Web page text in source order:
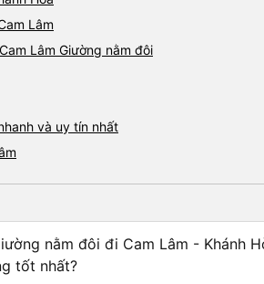
Lâm
Lâm Giường nằm đôi
và uy tín nhất
nằm đôi đi Cam Lâm - Khánh
tốt nhất?